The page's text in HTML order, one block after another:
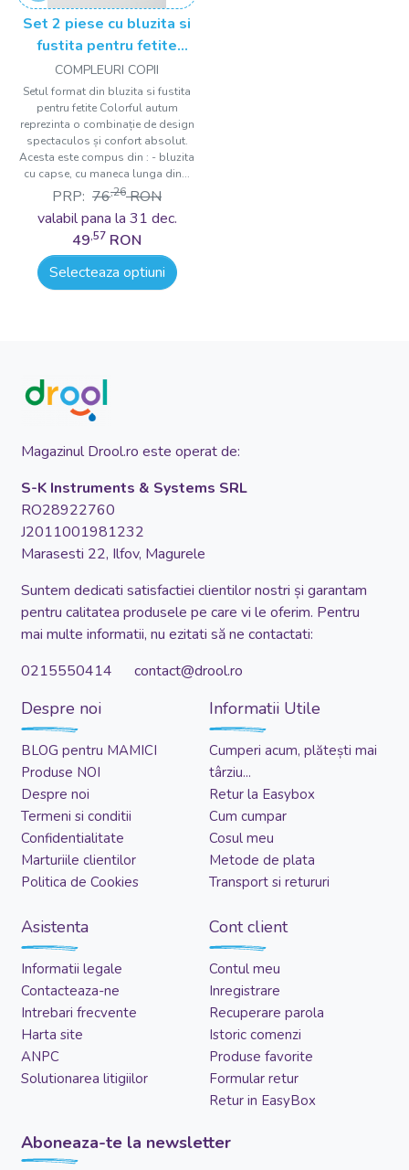
Set 2 piese cu bluzita si
fustita pentru fetite
Colorful autum, Tongs
baby
COMPLEURI COPII
Setul format din bluzita si fustita
pentru fetite Colorful autum
reprezinta o combinație de design
spectaculos și confort absolut.
Acesta este compus din : - bluzita
cu capse, cu maneca lunga din...
PRP: 76,26 RON
valabil pana la 31 dec.
49,57 RON
Selecteaza optiuni
Magazinul Drool.ro este operat de:
S-K Instruments & Systems SRL
RO28922760
J2011001981232
Marasesti 22, Ilfov, Magurele
Suntem dedicati satisfactiei clientilor nostri și garantam
pentru calitatea produsele pe care vi le oferim. Pentru
mai multe informatii, nu ezitati să ne contactati:
0215550414 contact@drool.ro
Despre noi
BLOG pentru MAMICI
Produse NOI
Despre noi
Termeni si conditii
Confidentialitate
Marturiile clientilor
Politica de Cookies
Informatii Utile
Cumperi acum, plătești mai
târziu...
Retur la Easybox
Cum cumpar
Cosul meu
Metode de plata
Transport si retururi
Asistenta
Informatii legale
Contacteaza-ne
Intrebari frecvente
Harta site
ANPC
Solutionarea litigiilor
Cont client
Contul meu
Inregistrare
Recuperare parola
Istoric comenzi
Produse favorite
Formular retur
Retur in EasyBox
Aboneaza-te la newsletter